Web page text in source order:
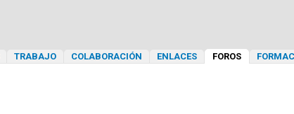
TRABAJO COLABORACIÓN ENLACES FOROS